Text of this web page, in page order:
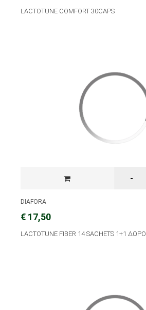
LACTOTUNE COMFORT 30CAPS
DIAFORA
€ 17,50
LACTOTUNE FIBER 14 SACHETS 1+1 ΔΩΡΟ